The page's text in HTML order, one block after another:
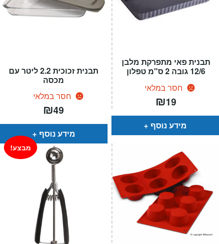
תבנית זכוכית 2.2 ליטר עם
מכסה
חסר במלאי
₪49
מידע נוסף
תבנית פאי מתפרקת מלבן
12/6 גובה 2 ס"מ טפלון
חסר במלאי
₪19
מידע נוסף
מבצע!